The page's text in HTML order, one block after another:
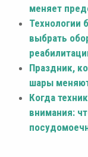
меняет
Технологии
выбрать
Праздник,
шары
Когда
внимания: